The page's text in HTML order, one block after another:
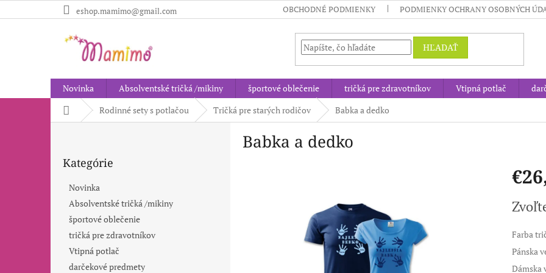
na
eshop.mamimo@gmail.com OBCHODNÉ PODMIENKY PODMIENKY OCHRANY OSOBNÝCH
HĽADAŤ
Novinka Absolventské tričká /mikiny športové oblečenie tričká pre zdravotníkov Vtipná potlač
DomovRodinné sety s potlačou Tričká pre starých rodičov Babka a dedko
kategórie
Kategórie
Novinka
Absolventské tričká /mikiny
športové oblečenie
tričká pre zdravotníkov
Vtipná potlač
darčekové predmety
Babka a dedko
cena:
Farba
Pánska
Dámska